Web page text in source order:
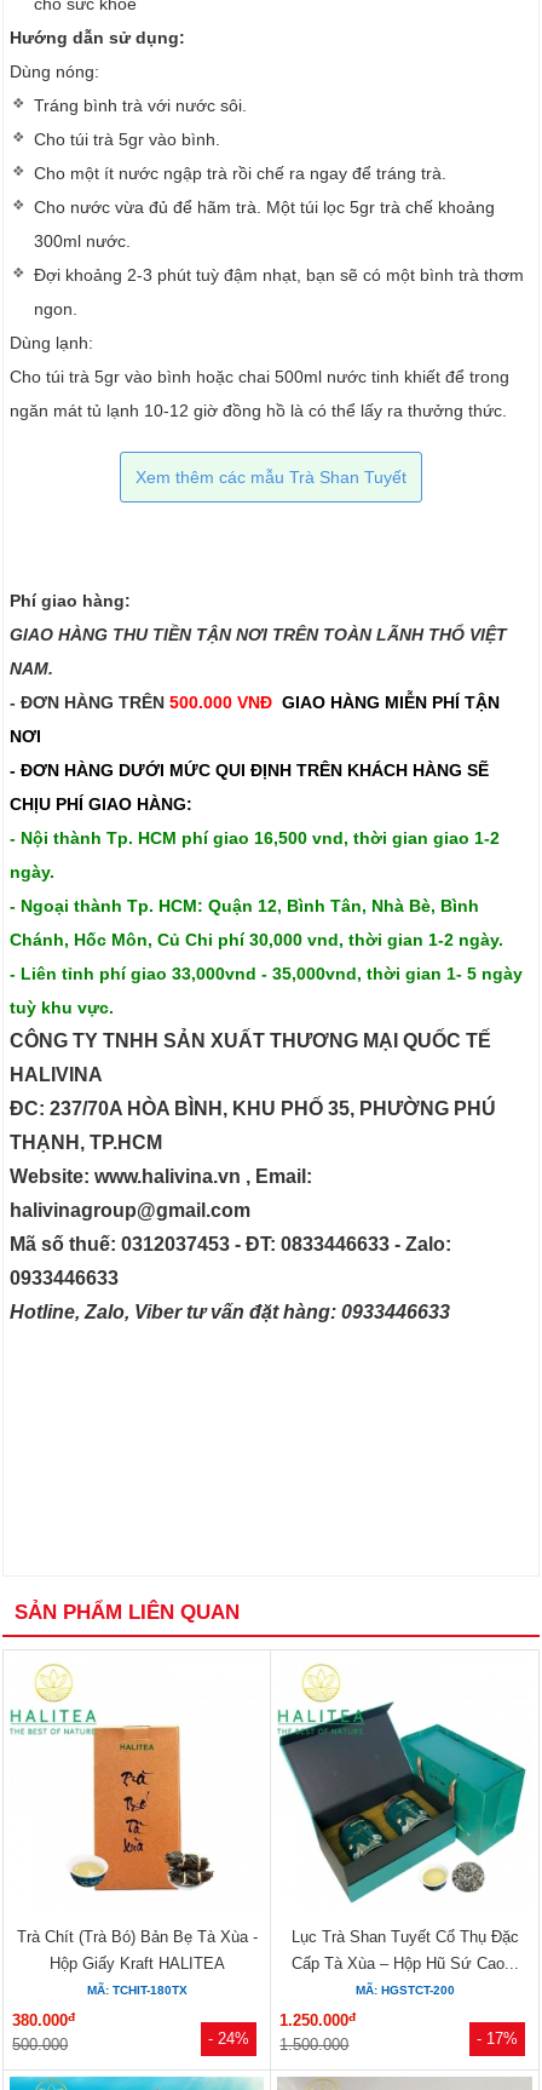
Hướng dẫn sử dụng:
Dùng nóng:
Tráng bình trà với nước sôi.
Cho túi trà 5gr vào bình.
Cho một ít nước ngập trà rồi chế ra ngay để tráng trà.
Cho nước vừa đủ để hãm trà. Một túi lọc 5gr trà chế khoảng
300ml nước.
Đợi khoảng 2-3 phút tuỳ đậm nhạt, bạn sẽ có một bình trà thơm
ngon.
Dùng lạnh:
Cho túi trà 5gr vào bình hoặc chai 500ml nước tinh khiết để trong
ngăn mát tủ lạnh 10-12 giờ đồng hồ là có thể lấy ra thưởng thức.
Xem thêm các mẫu Trà Shan Tuyết
Phí giao hàng:
GIAO HÀNG THU TIỀN TẬN NƠI TRÊN TOÀN LÃNH THỔ VIỆT
NAM.​​
- ĐƠN HÀNG TRÊN500.000 VNĐ GIAO HÀNG MIỄN PHÍ TẬN
NƠI
- ĐƠN HÀNG DƯỚI MỨC QUI ĐỊNH TRÊN KHÁCH HÀNG SẼ
CHỊU PHÍ GIAO HÀNG:
- Nội thành Tp. HCM phí giao 16,500 vnd, thời gian giao 1-2
ngày.
- Ngoại thành Tp. HCM: Quận 12, Bình Tân, Nhà Bè, Bình
Chánh, Hốc Môn, Củ Chi phí 30,000 vnd, thời gian 1-2 ngày.
- Liên tỉnh phí giao 33,000vnd - 35,000vnd, thời gian 1- 5 ngày
tuỳ khu vực.
CÔNG TY TNHH SẢN XUẤT THƯƠNG MẠI QUỐC TẾ
HALIVINA
ĐC: 237/70A HÒA BÌNH, KHU PHỐ 35, PHƯỜNG PHÚ
THẠNH, TP.HCM
Website: www.halivina.vn , Email:
halivinagroup@gmail.com
Mã số thuế: 0312037453 - ĐT: 0833446633 - Zalo:
0933446633
Hotline, Zalo, Viber tư vấn đặt hàng: 0933446633
SẢN PHẨM LIÊN QUAN
- 24%
Trà Chít (Trà Bó) Bản Bẹ Tà Xùa -
Hộp Giấy Kraft HALITEA
MÃ: TCHIT-180TX
380.000đ
500.000 - 17%
Lục Trà Shan Tuyết Cổ Thụ Đặc
Cấp Tà Xùa – Hộp Hũ Sứ Cao...
MÃ: HGSTCT-200
1.250.000đ
1.500.000